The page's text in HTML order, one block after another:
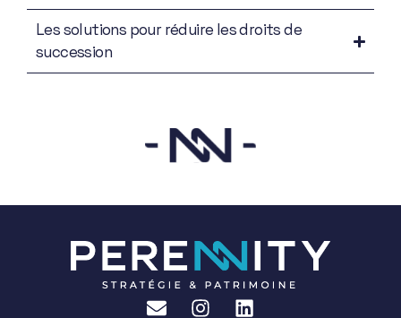
Les solutions pour réduire les droits de
succession